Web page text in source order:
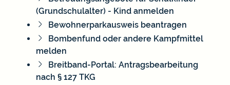
(Grundschulalter) - Kind anmelden
Bewohnerparkausweis beantragen
Bombenfund oder andere Kampfmittel
melden
Breitband-Portal: Antragsbearbeitung
nach § 127 TKG